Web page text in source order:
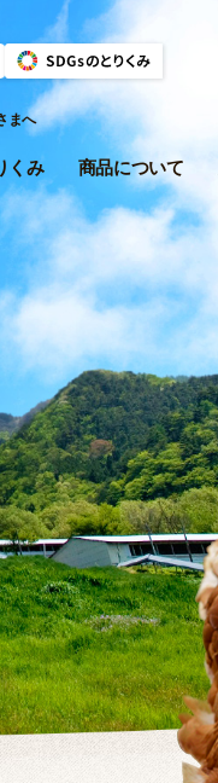
まへ
くみ 商品について